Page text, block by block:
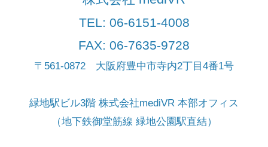
TEL: 06-6151-4008
FAX: 06-7635-9728
〒561-0872 大阪府豊中市寺内2丁目4番1号
緑地駅ビル3階 株式会社mediVR 本部オフィス
（地下鉄御堂筋線 緑地公園駅直結）